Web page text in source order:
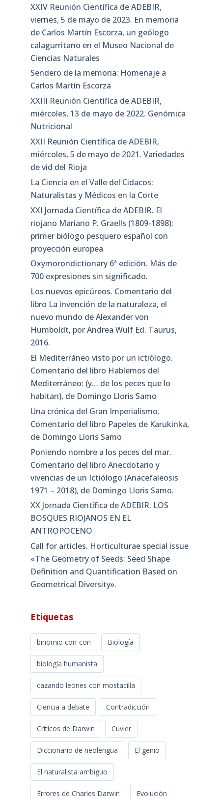
XXIV Reunión Científica de ADEBIR,
viernes, 5 de mayo de 2023. En memoria
de Carlos Martín Escorza, un geólogo
calagurritano en el Museo Nacional de
Ciencias Naturales
Sendero de la memoria: Homenaje a
Carlos Martín Escorza
XXIII Reunión Científica de ADEBIR,
miércoles, 13 de mayo de 2022. Genómica
Nutricional
XXII Reunión Científica de ADEBIR,
miércoles, 5 de mayo de 2021. Variedades
de vid del Rioja
La Ciencia en el Valle del Cidacos:
Naturalistas y Médicos en la Corte
XXI Jornada Científica de ADEBIR. El
riojano Mariano P. Graells (1809-1898):
primer biólogo pesquero español con
proyección europea
Oxymorondictionary 6ª edición. Más de
700 expresiones sin significado.
Los nuevos epicúreos. Comentario del
libro La invención de la naturaleza, el
nuevo mundo de Alexander von
Humboldt, por Andrea Wulf Ed. Taurus,
2016.
El Mediterráneo visto por un ictiólogo.
Comentario del libro Hablemos del
Mediterráneo: (y… de los peces que lo
habitan), de Domingo Lloris Samo
Una crónica del Gran Imperialismo.
Comentario del libro Papeles de Karukinka,
de Domingo Lloris Samo
Poniendo nombre a los peces del mar.
Comentario del libro Anecdotario y
vivencias de un Ictiólogo (Anacefaleosis
1971 – 2018), de Domingo Lloris Samo.
XX Jornada Científica de ADEBIR. LOS
BOSQUES RIOJANOS EN EL
ANTROPOCENO
Call for articles. Horticulturae special issue
«The Geometry of Seeds: Seed Shape
Definition and Quantification Based on
Geometrical Diversity»​.
Etiquetas
binomio con-con Biología
biología humanista
cazando leones con mostacilla
Ciencia a debate Contradicción
Críticos de Darwin Cuvier
Diccionario de neolengua El genio
El naturalista ambiguo
Errores de Charles Darwin Evolución